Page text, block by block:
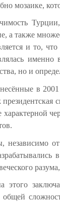
мозаике,
а также
и то,
но и
в
независимо
этого